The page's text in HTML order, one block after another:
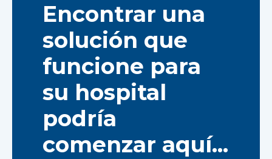
Encontrar una
solución que
funcione para
su hospital
podría
comenzar aquí...